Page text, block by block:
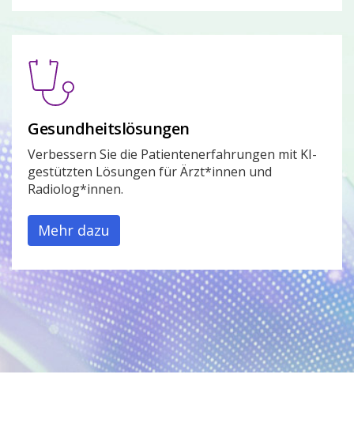
Gesundheitslösungen
Verbessern Sie die Patientenerfahrungen mit KI-
gestützten Lösungen für Ärzt*innen und
Radiolog*innen.
Mehr dazu